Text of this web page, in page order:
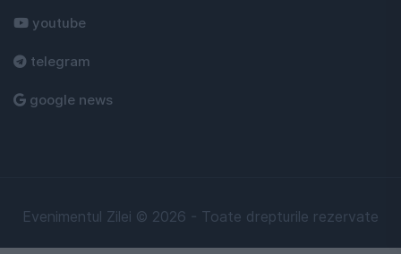
youtube
telegram
google news
Evenimentul Zilei © 2026 - Toate drepturile rezervate